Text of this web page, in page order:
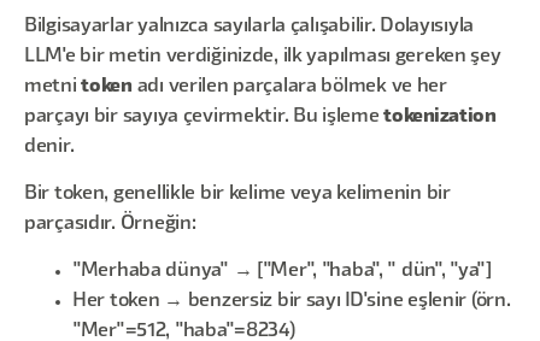
Bilgisayarlar yalnızca sayılarla çalışabilir. Dolayısıyla
LLM'e bir metin verdiğinizde, ilk yapılması gereken şey
metnitoken adı verilen parçalara bölmek ve her
parçayı bir sayıya çevirmektir. Bu işlemetokenization
denir.
Bir token, genellikle bir kelime veya kelimenin bir
parçasıdır. Örneğin:
"Merhaba dünya" → ["Mer", "haba", " dün", "ya"]
Her token → benzersiz bir sayı ID'sine eşlenir (örn.
"Mer"=512, "haba"=8234)